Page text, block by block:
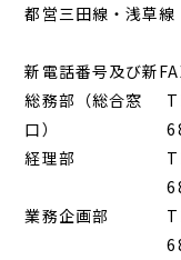
都営三田線・浅草
新電話番号及び新
総務部（総合窓
口）
経理部
業務企画部